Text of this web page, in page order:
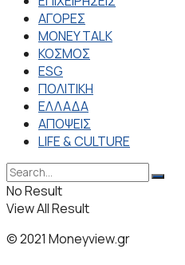
ΑΓΟΡΕΣ
MONEY TALK
ΚΟΣΜΟΣ
ESG
ΠΟΛΙΤΙΚΗ
ΕΛΛΑΔΑ
ΑΠΟΨΕΙΣ
LIFE & CULTURE
No Result
View All Result
© 2021 Moneyview.gr